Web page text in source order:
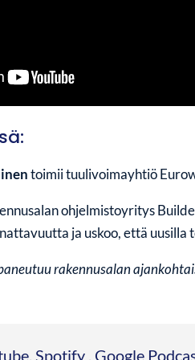
toimii tuulivoimayhtiö
ohjelmistoyritys
ja uskoo, että
rakennusalan
,Spotify , Google